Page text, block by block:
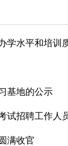
学水平和培训
基地的公示
试招聘工作人
满收官